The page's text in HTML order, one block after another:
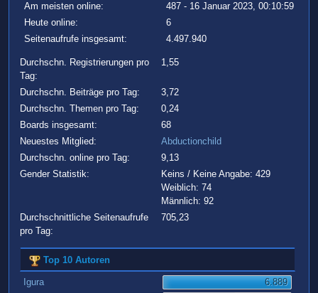
Am meisten online:
487 - 16 Januar 2023, 00:10:59
Heute online:
6
Seitenaufrufe insgesamt:
4.497.940
Durchschn. Registrierungen pro
Tag:
1,55
Durchschn. Beiträge pro Tag:
3,72
Durchschn. Themen pro Tag:
0,24
Boards insgesamt:
68
Neuestes Mitglied:
Abductionchild
Durchschn. online pro Tag:
9,13
Gender Statistik:
Keins / Keine Angabe: 429
Weiblich: 74
Männlich: 92
Durchschnittliche Seitenaufrufe
pro Tag:
705,23
Top 10 Autoren
Igura
6.889